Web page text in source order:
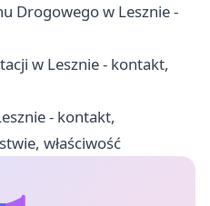
Drogowego w Lesznie -
w Lesznie - kontakt,
- kontakt,
właściwość